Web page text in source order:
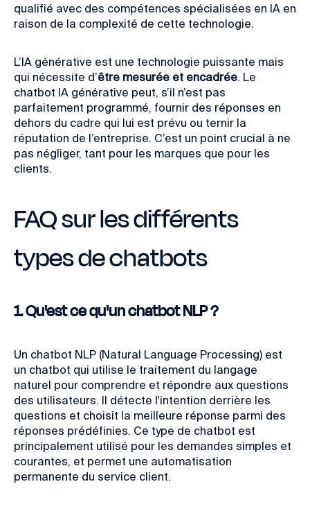
qualifié avec des compétences spécialisées en IA en
raison de la complexité de cette technologie.
L’IA générative est une technologie puissante mais
qui nécessite d’être mesurée et encadrée. Le
chatbot IA générative peut, s’il n’est pas
parfaitement programmé, fournir des réponses en
dehors du cadre qui lui est prévu ou ternir la
réputation de l’entreprise. C’est un point crucial à ne
pas négliger, tant pour les marques que pour les
clients.
FAQ sur les différents
types de chatbots
1. Qu'est ce qu'un chatbot NLP ?
Un chatbot NLP (Natural Language Processing) est
un chatbot qui utilise le traitement du langage
naturel pour comprendre et répondre aux questions
des utilisateurs. Il détecte l'intention derrière les
questions et choisit la meilleure réponse parmi des
réponses prédéfinies. Ce type de chatbot est
principalement utilisé pour les demandes simples et
courantes, et permet une automatisation
permanente du service client.